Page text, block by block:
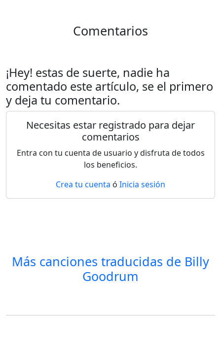
Comentarios
¡Hey! estas de suerte, nadie ha
comentado este artículo, se el primero
y deja tu comentario.
Necesitas estar registrado para dejar
comentarios
Entra con tu cuenta de usuario y disfruta de todos
los beneficios.
Crea tu cuenta ó Inicia sesión
Más canciones traducidas de Billy
Goodrum